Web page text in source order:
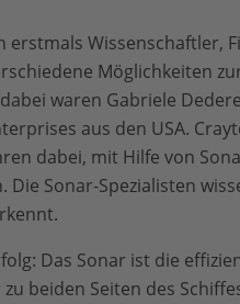
erstmals Wissenschaftler,
Möglichkeiten
waren Gabriele
aus den USA.
dabei, mit Hilfe von
Die Sonar-Spezialisten
Das Sonar ist die
beiden Seiten des